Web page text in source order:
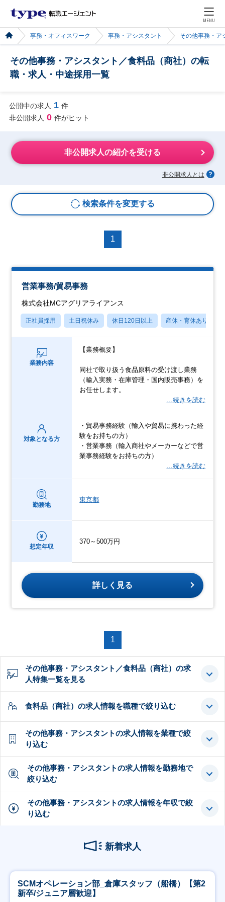
MENU
事務・オフィスワーク 事務・アシスタント その他事務・ア
その他事務・アシスタント／食料品（商社）の転
職・求人・中途採用一覧
公開中の求人 1 件
非公開求人 0 件がヒット
非公開求人の紹介を受ける
非公開求人とは
検索条件を変更する
1
営業事務/貿易事務
株式会社MCアグリアライアンス
正社員採用 土日祝休み 休日120日以上 産休・育休あり
業務内容
【業務概要】
同社で取り扱う食品原料の受け渡し業務
（輸入実務・在庫管理・国内販売事務）を
お任せします。
…続きを読む
対象となる方
・貿易事務経験（輸入や貿易に携わった経
験をお持ちの方）
・営業事務（輸入商社やメーカーなどで営
業事務経験をお持ちの方）
…続きを読む
勤務地
東京都
想定年収
370～500万円
詳しく見る
1
その他事務・アシスタント／食料品（商社）の求
人特集一覧を見る
食料品（商社）の求人情報を職種で絞り込む
その他事務・アシスタントの求人情報を業種で絞
り込む
その他事務・アシスタントの求人情報を勤務地で
絞り込む
その他事務・アシスタントの求人情報を年収で絞
り込む
新着求人
SCMオペレーション部_倉庫スタッフ（船橋）【第2
新卒/ジュニア層歓迎】